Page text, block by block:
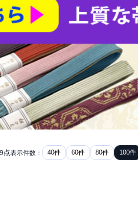
点表示件数： 40件 60件 80件 100件